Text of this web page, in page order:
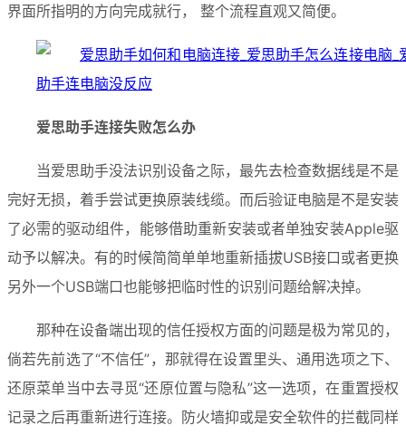
界面所指明的方向完成就行， 整个流程直观又简便。
爱思助手连接失败怎么办
当爱思助手没法识别设备之际，最先去检查数据线是不是
完好无损，着手尝试更换原装线缆。而后验证电脑是不是安装
了必需的驱动组件，能够借助重新安装或者单独安装Apple驱
动予以解决。有的时候简简单单地重新插拔USB接口或者更换
另外一个USB端口也能够把临时性的识别问题给解决掉。
那种在设备端出现的信任授权方面的问题是极为常见的，
倘若先前选了“不信任”，那就得在设置里头、通用选项之下、
还原菜单当中去寻觅“还原位置与隐私”这一选项，在重置授权
记录之后再重新进行连接。防火墙抑或是安全软件的拦截同样